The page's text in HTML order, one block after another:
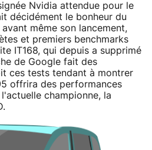
Nvidia attendue pour le
décidément le bonheur du
même son lancement,
et premiers benchmarks
IT168, qui depuis a supprimé
de Google fait des
ces tests tendant à montrer
offrira des performances
championne, la